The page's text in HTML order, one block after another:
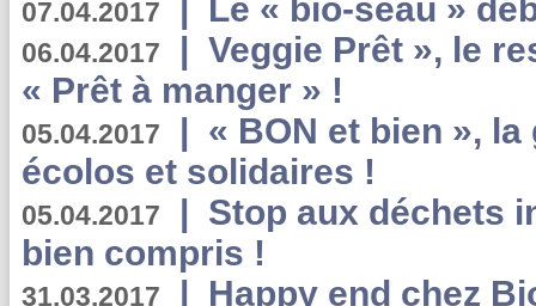
07.04.2017 | Le « bio-seau »
06.04.2017 | Veggie Prêt », le
« Prêt à manger » !
05.04.2017 | « BON et bien »,
écolos et solidaires !
05.04.2017 | Stop aux déchets
bien compris !
31.03.2017 | Happy end chez